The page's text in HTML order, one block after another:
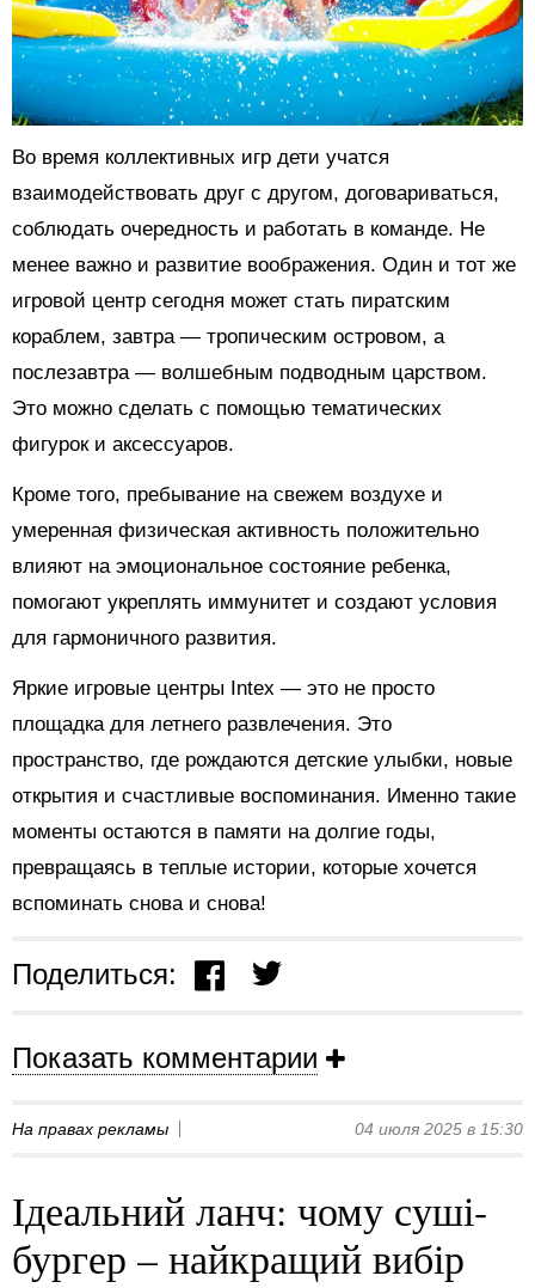
Во время коллективных игр дети учатся
взаимодействовать друг с другом, договариваться,
соблюдать очередность и работать в команде. Не
менее важно и развитие воображения. Один и тот же
игровой центр сегодня может стать пиратским
кораблем, завтра — тропическим островом, а
послезавтра — волшебным подводным царством.
Это можно сделать с помощью тематических
фигурок и аксессуаров.
Кроме того, пребывание на свежем воздухе и
умеренная физическая активность положительно
влияют на эмоциональное состояние ребенка,
помогают укреплять иммунитет и создают условия
для гармоничного развития.
Яркие игровые центры Intex — это не просто
площадка для летнего развлечения. Это
пространство, где рождаются детские улыбки, новые
открытия и счастливые воспоминания. Именно такие
моменты остаются в памяти на долгие годы,
превращаясь в теплые истории, которые хочется
вспоминать снова и снова!
Поделиться:
Показать комментарии
На правах рекламы 04 июля 2025 в 15:30
Ідеальний ланч: чому суші-
бургер – найкращий вибір